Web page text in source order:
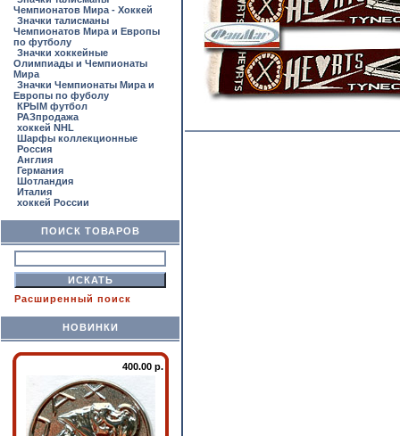
Чемпионатов Мира - Хоккей
Значки талисманы
Чемпионатов Мира и Европы
по футболу
Значки хоккейные
Олимпиады и Чемпионаты
Мира
Значки Чемпионаты Мира и
Европы по фуболу
КРЫМ футбол
РАЗпродажа
хоккей NHL
Шарфы коллекционные
Россия
Англия
Германия
Шотландия
Италия
хоккей России
ПОИСК ТОВАРОВ
Расширенный поиск
НОВИНКИ
400.00 р.